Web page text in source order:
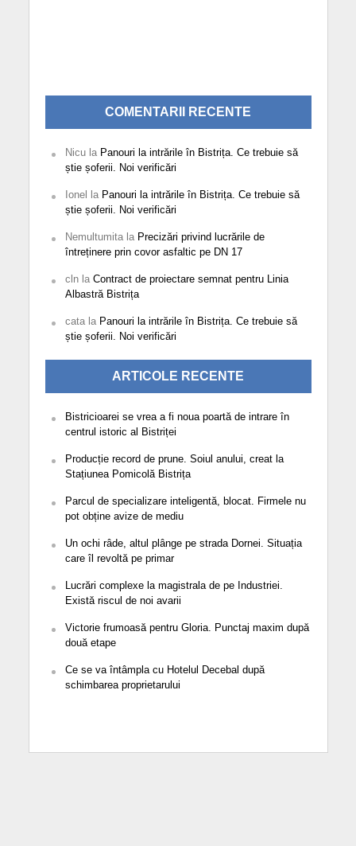
COMENTARII RECENTE
Nicula Panouri la intrările în Bistrița. Ce trebuie să
știe șoferii. Noi verificări
Ionel la Panouri la intrările în Bistrița. Ce trebuie să
știe șoferii. Noi verificări
Nemultumitala Precizări privind lucrările de
întreținere prin covor asfaltic pe DN 17
clnla Contract de proiectare semnat pentru Linia
Albastră Bistrița
catala Panouri la intrările în Bistrița. Ce trebuie să
știe șoferii. Noi verificări
ARTICOLE RECENTE
Bistricioarei se vrea a fi noua poartă de intrare în
centrul istoric al Bistriței
Producție record de prune. Soiul anului, creat la
Stațiunea Pomicolă Bistrița
Parcul de specializare inteligentă, blocat. Firmele nu
pot obține avize de mediu
Un ochi râde, altul plânge pe strada Dornei. Situația
care îl revoltă pe primar
Lucrări complexe la magistrala de pe Industriei.
Există riscul de noi avarii
Victorie frumoasă pentru Gloria. Punctaj maxim după
două etape
Ce se va întâmpla cu Hotelul Decebal după
schimbarea proprietarului